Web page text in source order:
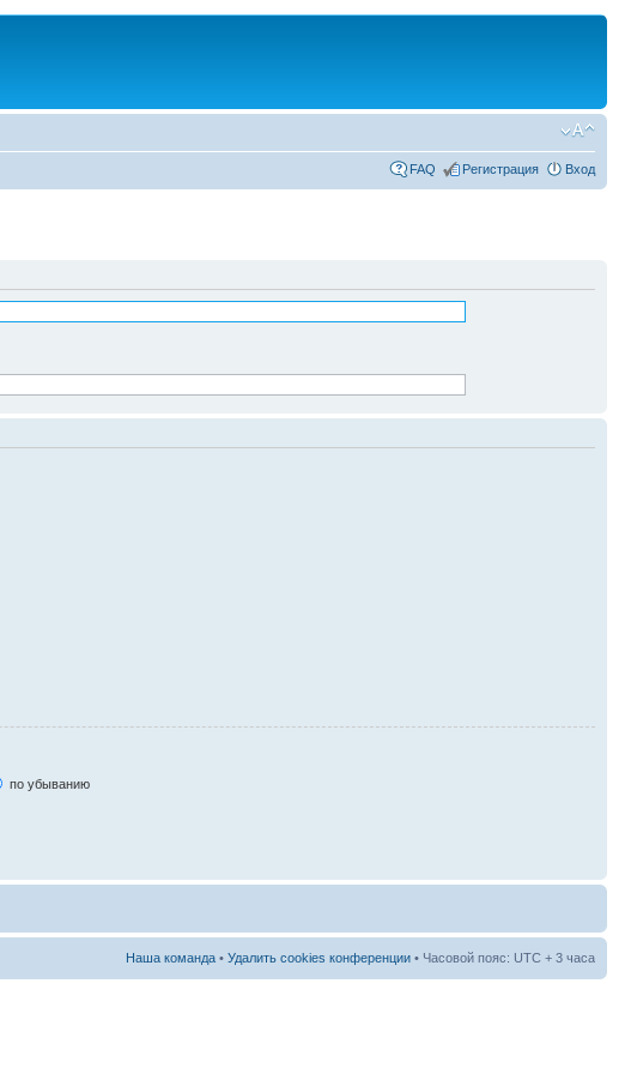
FAQ Регистрация Вход
по убыванию
Наша команда • Удалить cookies конференции • Часовой пояс: UTC + 3 часа